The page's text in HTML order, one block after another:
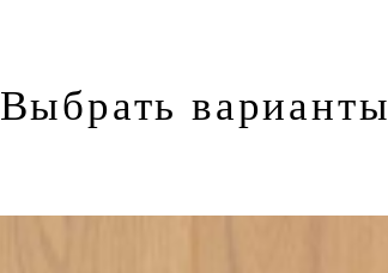
Выбрать варианты